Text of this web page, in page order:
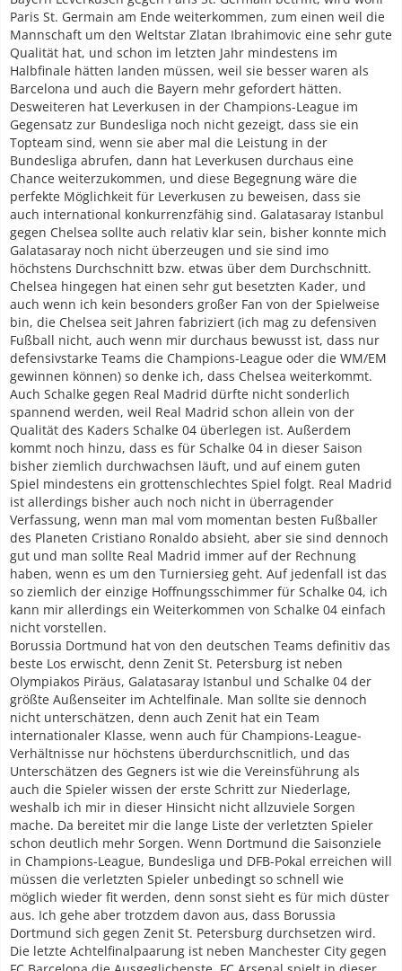
Paris St. Germain am Ende weiterkommen, zum einen weil die
Mannschaft um den Weltstar Zlatan Ibrahimovic eine sehr gute
Qualität hat, und schon im letzten Jahr mindestens im
Halbfinale hätten landen müssen, weil sie besser waren als
Barcelona und auch die Bayern mehr gefordert hätten.
Desweiteren hat Leverkusen in der Champions-League im
Gegensatz zur Bundesliga noch nicht gezeigt, dass sie ein
Topteam sind, wenn sie aber mal die Leistung in der
Bundesliga abrufen, dann hat Leverkusen durchaus eine
Chance weiterzukommen, und diese Begegnung wäre die
perfekte Möglichkeit für Leverkusen zu beweisen, dass sie
auch international konkurrenzfähig sind. Galatasaray Istanbul
gegen Chelsea sollte auch relativ klar sein, bisher konnte mich
Galatasaray noch nicht überzeugen und sie sind imo
höchstens Durchschnitt bzw. etwas über dem Durchschnitt.
Chelsea hingegen hat einen sehr gut besetzten Kader, und
auch wenn ich kein besonders großer Fan von der Spielweise
bin, die Chelsea seit Jahren fabriziert (ich mag zu defensiven
Fußball nicht, auch wenn mir durchaus bewusst ist, dass nur
defensivstarke Teams die Champions-League oder die WM/EM
gewinnen können) so denke ich, dass Chelsea weiterkommt.
Auch Schalke gegen Real Madrid dürfte nicht sonderlich
spannend werden, weil Real Madrid schon allein von der
Qualität des Kaders Schalke 04 überlegen ist. Außerdem
kommt noch hinzu, dass es für Schalke 04 in dieser Saison
bisher ziemlich durchwachsen läuft, und auf einem guten
Spiel mindestens ein grottenschlechtes Spiel folgt. Real Madrid
ist allerdings bisher auch noch nicht in überragender
Verfassung, wenn man mal vom momentan besten Fußballer
des Planeten Cristiano Ronaldo absieht, aber sie sind dennoch
gut und man sollte Real Madrid immer auf der Rechnung
haben, wenn es um den Turniersieg geht. Auf jedenfall ist das
so ziemlich der einzige Hoffnungsschimmer für Schalke 04, ich
kann mir allerdings ein Weiterkommen von Schalke 04 einfach
nicht vorstellen.
Borussia Dortmund hat von den deutschen Teams definitiv das
beste Los erwischt, denn Zenit St. Petersburg ist neben
Olympiakos Piräus, Galatasaray Istanbul und Schalke 04 der
größte Außenseiter im Achtelfinale. Man sollte sie dennoch
nicht unterschätzen, denn auch Zenit hat ein Team
internationaler Klasse, wenn auch für Champions-League-
Verhältnisse nur höchstens überdurchscnitlich, und das
Unterschätzen des Gegners ist wie die Vereinsführung als
auch die Spieler wissen der erste Schritt zur Niederlage,
weshalb ich mir in dieser Hinsicht nicht allzuviele Sorgen
mache. Da bereitet mir die lange Liste der verletzten Spieler
schon deutlich mehr Sorgen. Wenn Dortmund die Saisonziele
in Champions-League, Bundesliga und DFB-Pokal erreichen will
müssen die verletzten Spieler unbedingt so schnell wie
möglich wieder fit werden, denn sonst sieht es für mich düster
aus. Ich gehe aber trotzdem davon aus, dass Borussia
Dortmund sich gegen Zenit St. Petersburg durchsetzen wird.
Die letzte Achtelfinalpaarung ist neben Manchester City gegen